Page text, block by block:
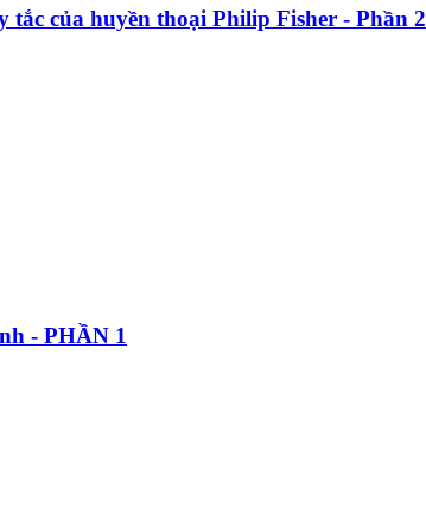
của huyền thoại Philip Fisher - Phần 2
- PHẦN 1